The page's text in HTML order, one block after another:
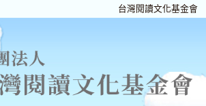
台灣閱讀文化基金會